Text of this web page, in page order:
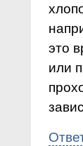
это
или